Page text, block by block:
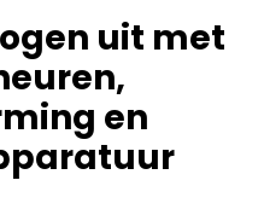
uit met
en